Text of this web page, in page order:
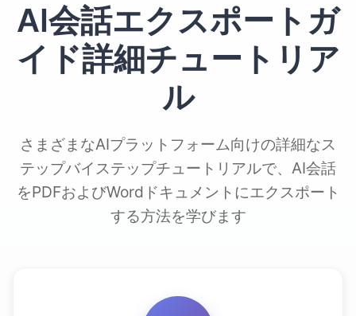
AI会話エクスポートガ
イド詳細チュートリア
ル
さまざまなAIプラットフォーム向けの詳細なス
テップバイステップチュートリアルで、AI会話
をPDFおよびWordドキュメントにエクスポート
する方法を学びます